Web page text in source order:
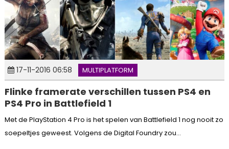
17-11-2016 06:58 MULTIPLATFORM
Flinke framerate verschillen tussen PS4 en
PS4 Pro in Battlefield 1
Met de PlayStation 4 Pro is het spelen van Battlefield 1 nog nooit zo
soepeltjes geweest. Volgens de Digital Foundry zou...